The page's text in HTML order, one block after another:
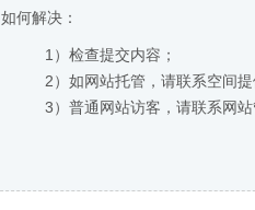
如何解决：
1）检查提交内容；
2）如网站托管，请联系空间提
3）普通网站访客，请联系网站